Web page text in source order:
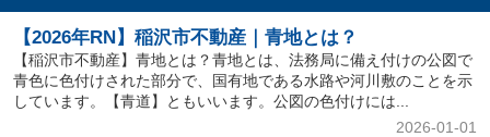
【2026年RN】稲沢市不動産｜青地とは？
【稲沢市不動産】青地とは？青地とは、法務局に備え付けの公図で
青色に色付けされた部分で、国有地である水路や河川敷のことを示
しています。【青道】ともいいます。公図の色付けには...
2026-01-01